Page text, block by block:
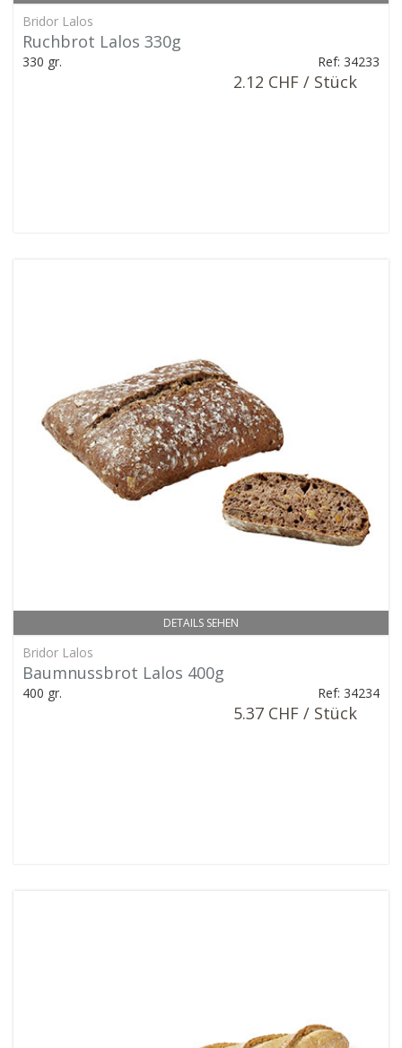
Bridor Lalos
Ruchbrot Lalos 330g
330 gr. Ref: 34233
2.12 CHF / Stück
DETAILS SEHEN
Bridor Lalos
Baumnussbrot Lalos 400g
400 gr. Ref: 34234
5.37 CHF / Stück